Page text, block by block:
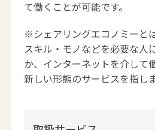
て働くことが可能です。
※シェアリングエコノミーと
スキル・モノなどを必要な人
か、インターネットを介して
新しい形態のサービスを指しま